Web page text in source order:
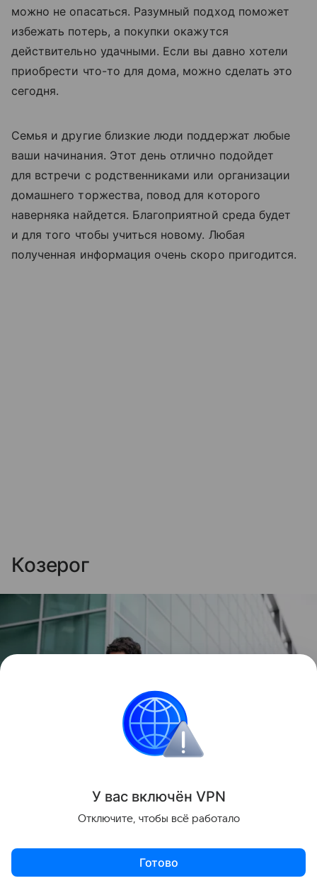
можно не опасаться. Разумный подход поможет
избежать потерь, а покупки окажутся
действительно удачными. Если вы давно хотели
приобрести что-то для дома, можно сделать это
сегодня.
Семья и другие близкие люди поддержат любые
ваши начинания. Этот день отлично подойдет
для встречи с родственниками или организации
домашнего торжества, повод для которого
наверняка найдется. Благоприятной среда будет
и для того чтобы учиться новому. Любая
полученная информация очень скоро пригодится.
Козерог
Вы легко наладите контакт с теми, кто вам симпатичен
Freepik.com
союзников, окружать себя надежными людьми.
Именно благодаря их поддержке вы справитесь
У вас включён VPN
Отключите, чтобы всё работало
Готово